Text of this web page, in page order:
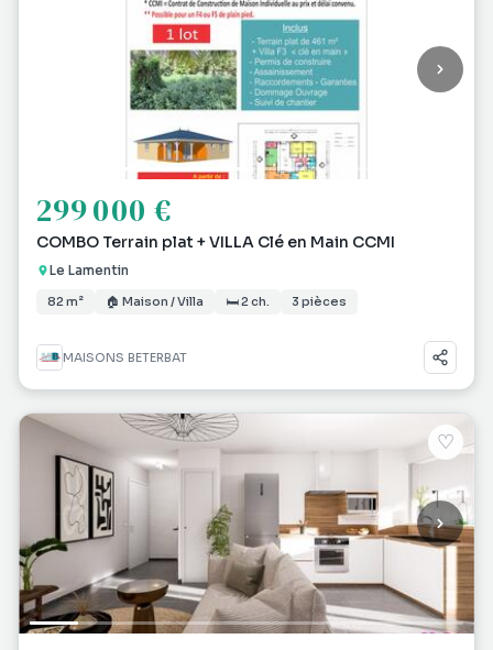
299 000 €
COMBO Terrain plat + VILLA Clé en Main CCMI
Le Lamentin
82 m² 🏠 Maison / Villa 🛏 2 ch. 3 pièces
MAISONS BETERBAT
♡